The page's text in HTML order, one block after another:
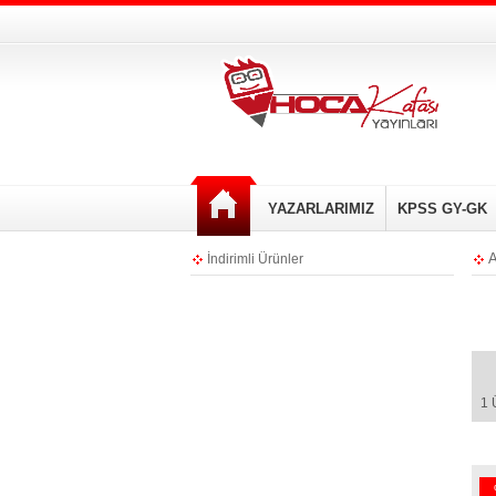
YAZARLARIMIZ KPSS GY-GK
İndirimli Ürünler
1